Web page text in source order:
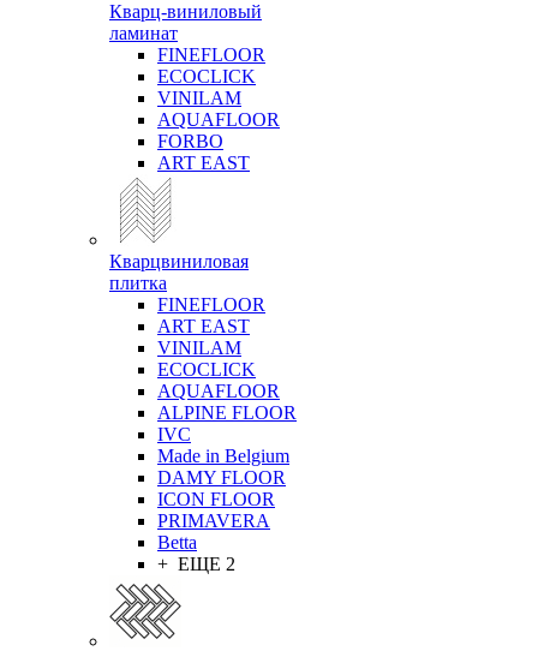
Кварц-виниловый
ламинат
FINEFLOOR
ECOCLICK
VINILAM
AQUAFLOOR
FORBO
ART EAST
Кварцвиниловая
плитка
FINEFLOOR
ART EAST
VINILAM
ECOCLICK
AQUAFLOOR
ALPINE FLOOR
IVC
Made in Belgium
DAMY FLOOR
ICON FLOOR
PRIMAVERA
Betta
+ ЕЩЕ 2